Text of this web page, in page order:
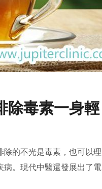
除毒素一身輕
除的不光是毒素，也可以理
。現代中醫還發展出了電